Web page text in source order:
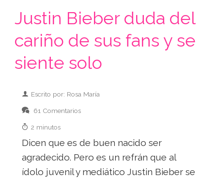
Justin Bieber duda del
cariño de sus fans y se
siente solo
Escrito por: Rosa María
61 Comentarios
2 minutos
Dicen que es de buen nacido ser
agradecido. Pero es un refrán que al
ídolo juvenil y mediático Justin Bieber se